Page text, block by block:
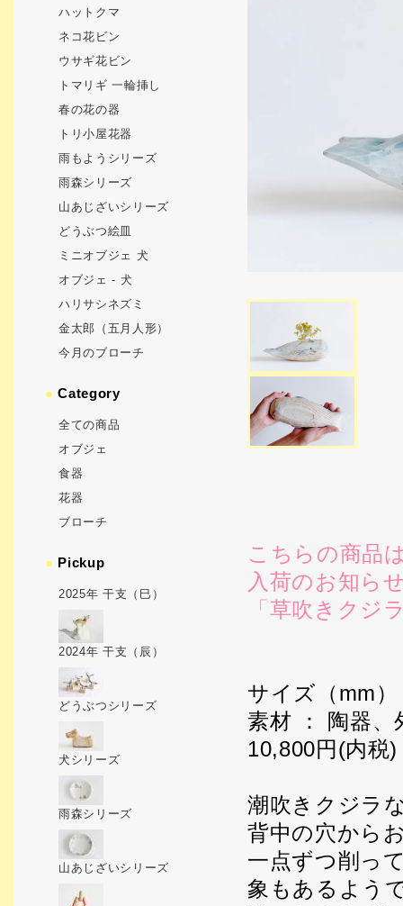
こちらの商品
入荷のお知ら
「草吹きクジ
サイズ（mm
素材 ： 陶器、
10,800円(内税)
潮吹きクジラ
背中の穴から
一点ずつ削っ
象もあるよう
ハットクマ
ネコ花ビン
ウサギ花ビン
トマリギ 一輪挿し
春の花の器
トリ小屋花器
雨もようシリーズ
雨森シリーズ
山あじざいシリーズ
どうぶつ絵皿
ミニオブジェ 犬
オブジェ - 犬
ハリサシネズミ
金太郎（五月人形）
今月のブローチ
●Category
全ての商品
オブジェ
食器
花器
ブローチ
● Pickup
2025年 干支（巳）
2024年 干支（辰）
どうぶつシリーズ
犬シリーズ
雨森シリーズ
山あじざいシリーズ